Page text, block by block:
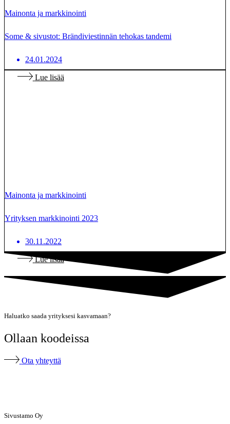
Mainonta ja markkinointi
Some & sivustot: Brändiviestinnän tehokas tandemi
24.01.2024
Lue lisää
Mainonta ja markkinointi
Yrityksen markkinointi 2023
30.11.2022
Lue lisää
Haluatko saada yrityksesi kasvamaan?
Ollaan koodeissa
Ota yhteyttä
Sivustamo Oy